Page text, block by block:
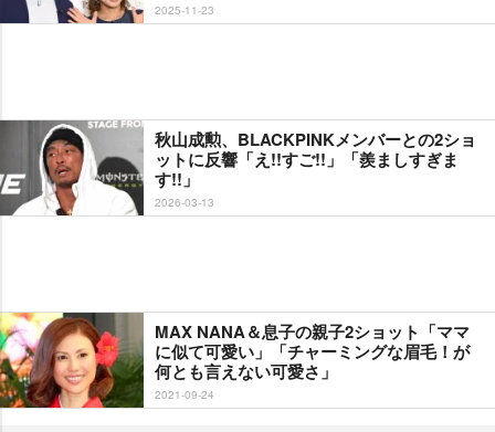
2025-11-23
秋山成勲、BLACKPINKメンバーとの2ショ
ットに反響「え!!すご!!」「羨ましすぎま
す!!」
2026-03-13
MAX NANA＆息子の親子2ショット「ママ
に似て可愛い」「チャーミングな眉毛！が
何とも言えない可愛さ」
2021-09-24